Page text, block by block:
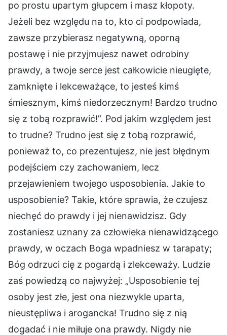
po prostu upartym głupcem i masz kłopoty.
Jeżeli bez względu na to, kto ci podpowiada,
zawsze przybierasz negatywną, oporną
postawę i nie przyjmujesz nawet odrobiny
prawdy, a twoje serce jest całkowicie nieugięte,
zamknięte i lekceważące, to jesteś kimś
śmiesznym, kimś niedorzecznym! Bardzo trudno
się z tobą rozprawić!”. Pod jakim względem jest
to trudne? Trudno jest się z tobą rozprawić,
ponieważ to, co prezentujesz, nie jest błędnym
podejściem czy zachowaniem, lecz
przejawieniem twojego usposobienia. Jakie to
usposobienie? Takie, które sprawia, że czujesz
niechęć do prawdy i jej nienawidzisz. Gdy
zostaniesz uznany za człowieka nienawidzącego
prawdy, w oczach Boga wpadniesz w tarapaty;
Bóg odrzuci cię z pogardą i zlekceważy. Ludzie
zaś powiedzą co najwyżej: „Usposobienie tej
osoby jest złe, jest ona niezwykle uparta,
nieustępliwa i arogancka! Trudno się z nią
dogadać i nie miłuje ona prawdy. Nigdy nie